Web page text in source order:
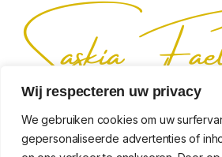
Wij respecteren uw privacy
We gebruiken cookies om uw
gepersonaliseerde advertenties of